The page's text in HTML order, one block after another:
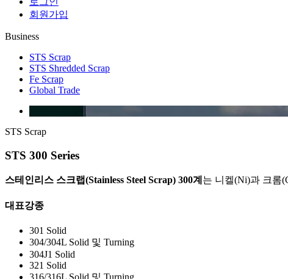
회원가입
Business
STS Scrap
STS Shredded Scrap
Fe Scrap
Global Trade
STS Scrap
STS 300 Series
스테인리스 스크랩(Stainless Steel Scrap) 300계 는 니켈(Ni)과 크롬
대표강종
301 Solid
304/304L Solid 및 Turning
304J1 Solid
321 Solid